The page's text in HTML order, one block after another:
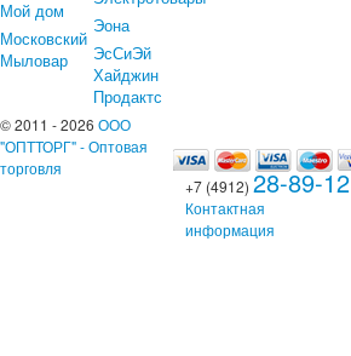
Мой дом
Московский
Мыловар
Эона
ЭсСиЭй
Хайджин
Продактс
© 2011 - 2026 ООО
"ОПТТОРГ" - Оптовая
торговля
+7 (4912) 28-89-12
Контактная
информация